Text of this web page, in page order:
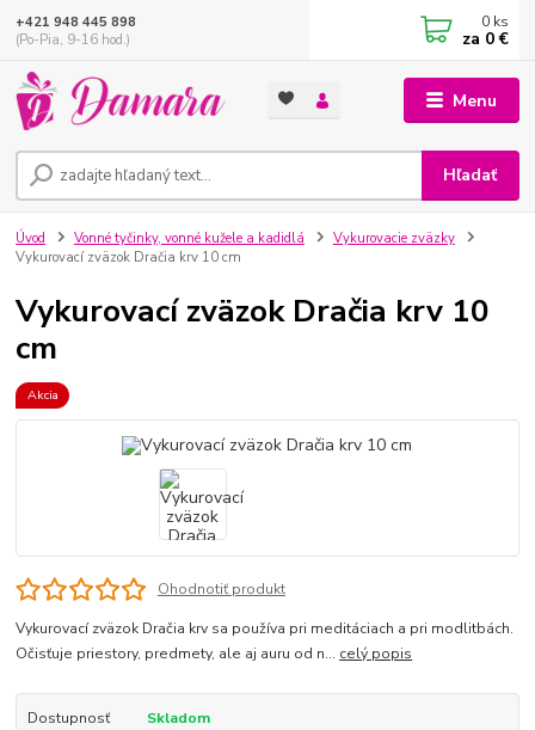
Menu
Hľadať
+421 948 445 898
(Po-Pia, 9-16 hod.)
0 ks
za 0 €
Úvod Vonné tyčinky, vonné kužele a kadidlá
Vykurovacie zväzky
Vykurovací zväzok Dračia krv 10 cm
Vykurovací zväzok Dračia krv 10
cm
Akcia
Ohodnotiť produkt
Vykurovací zväzok Dračia krv sa používa pri meditáciach a pri modlitbách.
Očisťuje priestory, predmety, ale aj auru od n... celý popis
Dostupnosť
Skladom